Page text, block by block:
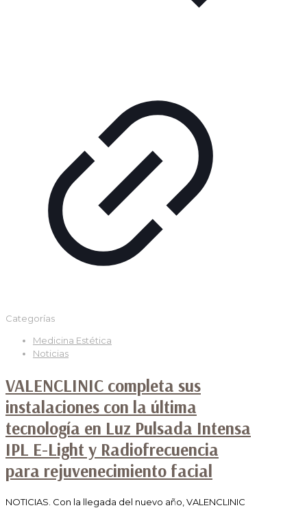
Categorías
Medicina Estética
Noticias
VALENCLINIC completa sus
instalaciones con la última
tecnología en Luz Pulsada Intensa
IPL E-Light y Radiofrecuencia
para rejuvenecimiento facial
NOTICIAS. Con la llegada del nuevo año, VALENCLINIC